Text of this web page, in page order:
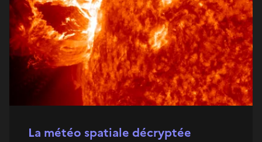
La météo spatiale décryptée